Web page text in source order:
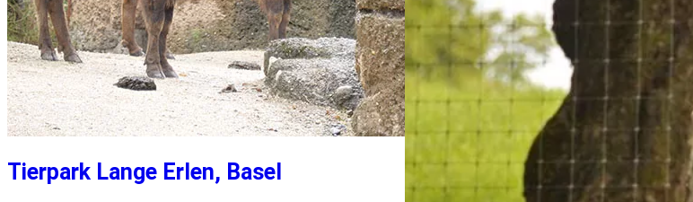
Tierpark Lange Erlen, Basel